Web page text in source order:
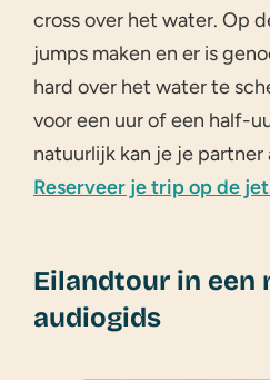
cross over het water. Op
jumps maken en er is
hard over het water te
voor een uur of een half-
natuurlijk kan je je
Reserveer je trip op de
Eilandtour in een
audiogids